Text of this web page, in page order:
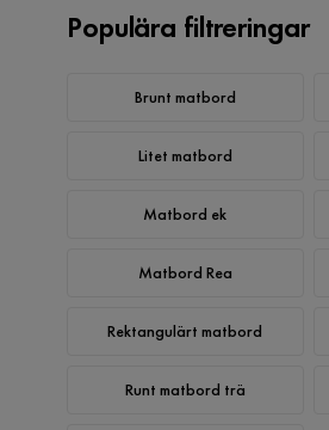
Populära filtreringar
Brunt matbord
Litet matbord
Matbord ek
Matbord Rea
Rektangulärt matbord
Runt matbord trä